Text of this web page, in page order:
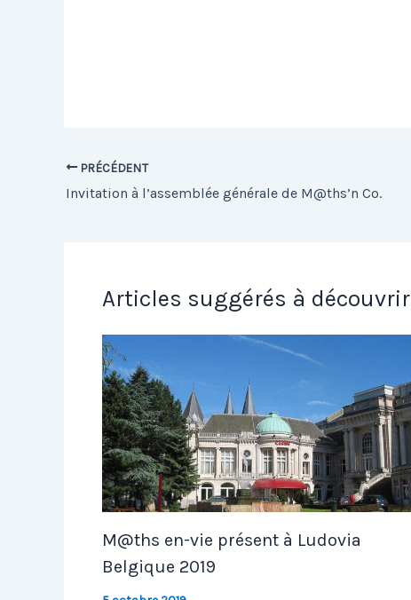
PRÉCÉDENT
Invitation à l’assemblée générale de M@ths’n Co.
Articles suggérés à découvrir
M@ths en-vie présent à Ludovia
Belgique 2019